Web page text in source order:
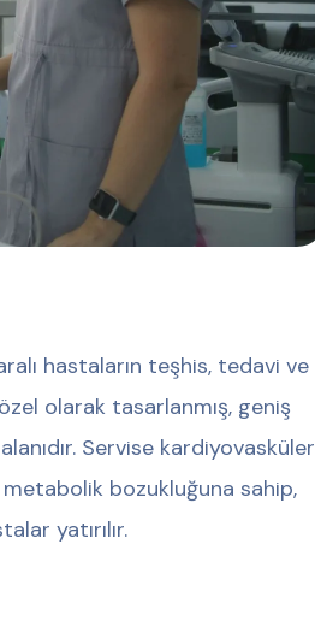
hastaların teşhis, tedavi ve
olarak tasarlanmış, geniş
Servise kardiyovasküler
bozukluğuna sahip,
yatırılır.